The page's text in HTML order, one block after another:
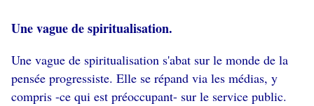
Une vague de spiritualisation.
Une vague de spiritualisation s'abat sur le monde de la
pensée progressiste. Elle se répand via les médias, y
compris -ce qui est préoccupant- sur le service public.